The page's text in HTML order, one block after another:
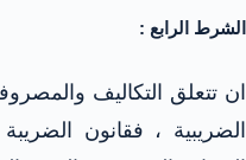
الشرط الرابع :
ان تتعلق التكاليف
الضريبية ، فقانون